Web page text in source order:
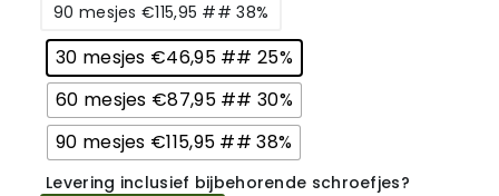
90 mesjes €115,95 ## 38%
30 mesjes €46,95 ## 25%
60 mesjes €87,95 ## 30%
90 mesjes €115,95 ## 38%
Levering inclusief bijbehorende schroefjes?